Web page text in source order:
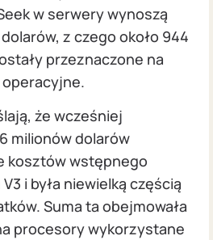
w serwery wynoszą
z czego około 944
przeznaczone na
że wcześniej
milionów dolarów
kosztów wstępnego
i była niewielką częścią
Suma ta obejmowała
procesory wykorzystane